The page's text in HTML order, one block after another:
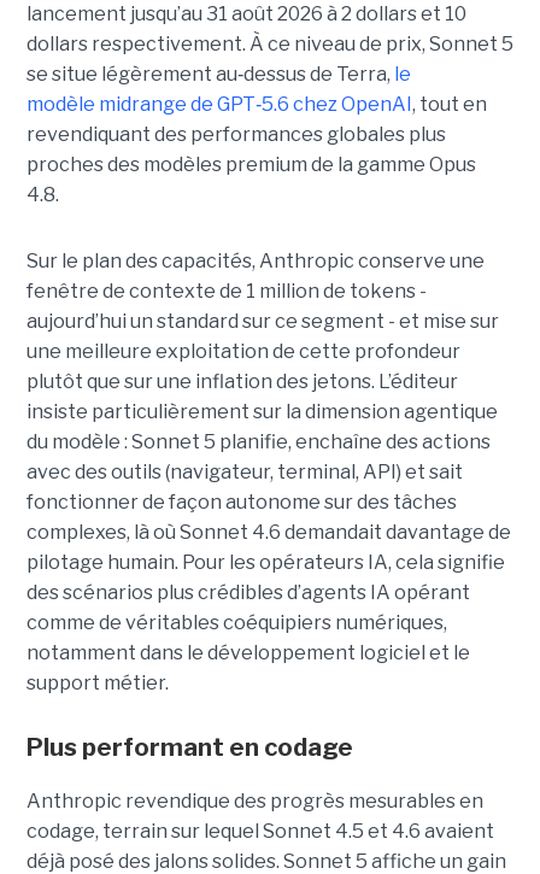
lancement jusqu’au 31 août 2026 à 2 dollars et 10
dollars respectivement. À ce niveau de prix, Sonnet 5
se situe légèrement au‑dessus de Terra, le
modèle midrange de GPT‑5.6 chez OpenAI, tout en
revendiquant des performances globales plus
proches des modèles premium de la gamme Opus
4.8.
Sur le plan des capacités, Anthropic conserve une
fenêtre de contexte de 1 million de tokens -
aujourd’hui un standard sur ce segment - et mise sur
une meilleure exploitation de cette profondeur
plutôt que sur une inflation des jetons. L’éditeur
insiste particulièrement sur la dimension agentique
du modèle : Sonnet 5 planifie, enchaîne des actions
avec des outils (navigateur, terminal, API) et sait
fonctionner de façon autonome sur des tâches
complexes, là où Sonnet 4.6 demandait davantage de
pilotage humain. Pour les opérateurs IA, cela signifie
des scénarios plus crédibles d’agents IA opérant
comme de véritables coéquipiers numériques,
notamment dans le développement logiciel et le
support métier.
Plus performant en codage
Anthropic revendique des progrès mesurables en
codage, terrain sur lequel Sonnet 4.5 et 4.6 avaient
déjà posé des jalons solides. Sonnet 5 affiche un gain